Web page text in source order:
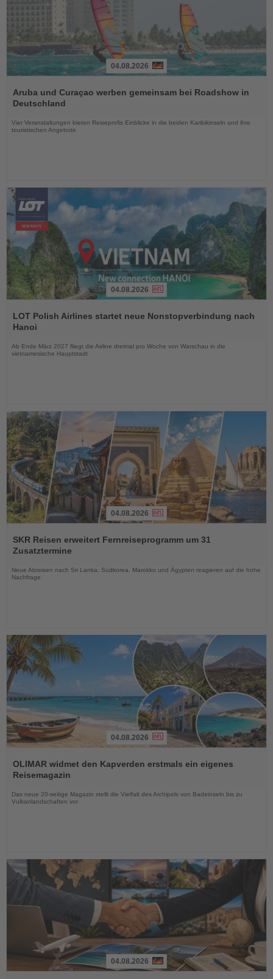
Sie
die
04.08.2026
Aruba und Curaçao werben gemeinsam bei Roadshow in
Deutschland
Vier Veranstaltungen bieten Reiseprofis Einblicke in die beiden Karibikinseln und ihre
touristischen Angebote
Sie
die
04.08.2026
LOT Polish Airlines startet neue Nonstopverbindung nach
Hanoi
Ab Ende März 2027 fliegt die Airline dreimal pro Woche von Warschau in die
vietnamesische Hauptstadt
Sie
die
04.08.2026
SKR Reisen erweitert Fernreiseprogramm um 31
Zusatztermine
Neue Abreisen nach Sri Lanka, Südkorea, Marokko und Ägypten reagieren auf die hohe
Nachfrage
Sie
die
Nachrichten
04.08.2026
OLIMAR widmet den Kapverden erstmals ein eigenes
Reisemagazin
Das neue 20-seitige Magazin stellt die Vielfalt des Archipels von Badeinseln bis zu
Vulkanlandschaften vor
04.08.2026